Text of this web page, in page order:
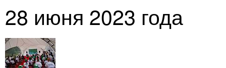
28 июня 2023 года